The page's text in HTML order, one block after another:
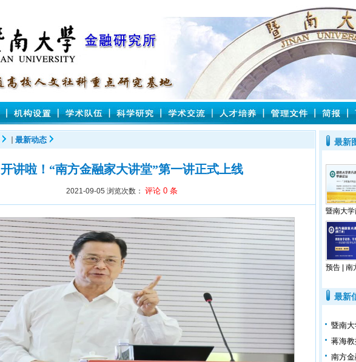
最新动态
开讲啦！“南方金融家大讲堂”第一讲正式上线
2021-09-05 浏览次数： 评论 0条
最新
暨南大学
预告 | 南
最新
暨南
蒋海
南方